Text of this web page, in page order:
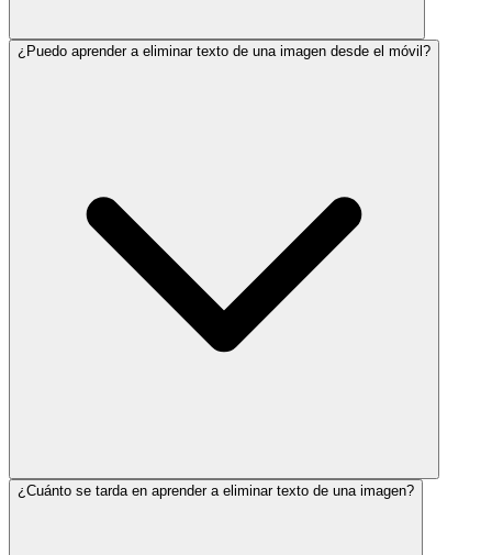
¿Puedo aprender a eliminar texto de una imagen desde el móvil?
¿Cuánto se tarda en aprender a eliminar texto de una imagen?